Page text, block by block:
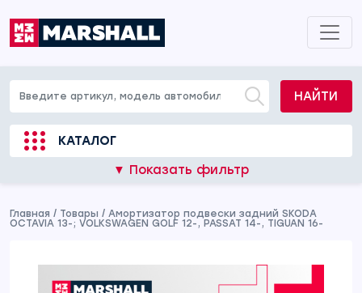
НАЙТИ
КАТАЛОГ
▼ Показать фильтр
Главная / Товары / Амортизатор подвески задний SKODA
OCTAVIA 13-; VOLKSWAGEN GOLF 12-, PASSAT 14-, TIGUAN 16-